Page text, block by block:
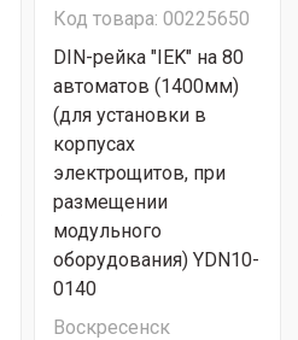
Код товара: 00225650
DIN-рейка "IEK" на 80
автоматов (1400мм)
(для установки в
корпусах
электрощитов, при
размещении
модульного
оборудования) YDN10-
0140
Воскресенск